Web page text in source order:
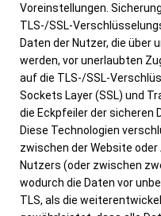
Voreinstellungen.
TLS-/SSL-
Daten der Nutzer, die über
werden, vor unerlaubten
auf die TLS-/SSL-
Sockets Layer (SSL) und
die Eckpfeiler der sicheren
Diese Technologien
zwischen der Website
Nutzers (oder zwischen
wodurch die Daten vor
TLS, als die